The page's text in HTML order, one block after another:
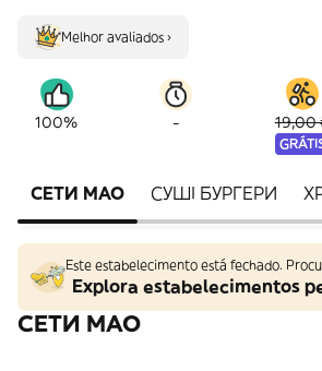
Melhor avaliados ›
100% - 19,00
СЕТИ MAO СУШІ БУРГЕРИ
Este estabelecimento está fechado.
Explora estabelecimentos
СЕТИ MAO